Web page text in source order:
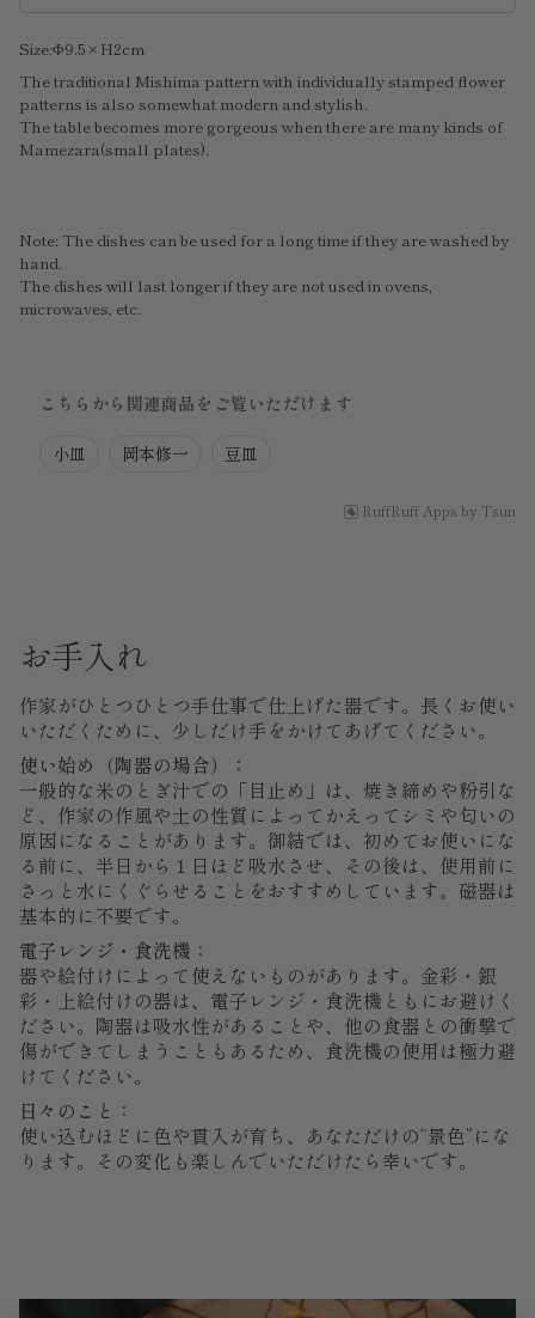
Size:Φ9.5×H2cm
The traditional Mishima pattern with individually stamped flower
patterns is also somewhat modern and stylish.
The table becomes more gorgeous when there are many kinds of
Mamezara(small plates).
Note: The dishes can be used for a long time if they are washed by
hand.
The dishes will last longer if they are not used in ovens,
microwaves, etc.
こちらから関連商品をご覧いただけます
小皿 岡本修一 豆皿
RuffRuff Apps by Tsun
お手入れ
作家がひとつひとつ手仕事で仕上げた器です。長くお使い
いただくために、少しだけ手をかけてあげてください。
使い始め（陶器の場合）：
一般的な米のとぎ汁での「目止め」は、焼き締めや粉引な
ど、作家の作風や土の性質によってかえってシミや匂いの
原因になることがあります。御結では、初めてお使いにな
る前に、半日から１日ほど吸水させ、その後は、使用前に
さっと水にくぐらせることをおすすめしています。磁器は
基本的に不要です。
電子レンジ・食洗機：
器や絵付けによって使えないものがあります。金彩・銀
彩・上絵付けの器は、電子レンジ・食洗機ともにお避けく
ださい。陶器は吸水性があることや、他の食器との衝撃で
傷ができてしまうこともあるため、食洗機の使用は極力避
けてください。
日々のこと：
使い込むほどに色や貫入が育ち、あなただけの“景色”にな
ります。その変化も楽しんでいただけたら幸いです。